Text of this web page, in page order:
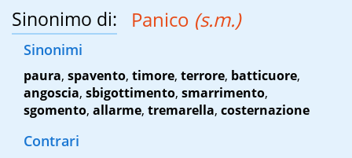
Sinonimo di: Panico (s.m.)
Sinonimi
paura, spavento, timore, terrore, batticuore,
angoscia, sbigottimento, smarrimento,
sgomento, allarme, tremarella, costernazione
Contrari